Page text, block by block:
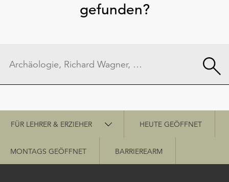
gefunden?
Schnellzugriff
FÜR LEHRER & ERZIEHER HEUTE GEÖFFNET
MONTAGS GEÖFFNET BARRIEREARM